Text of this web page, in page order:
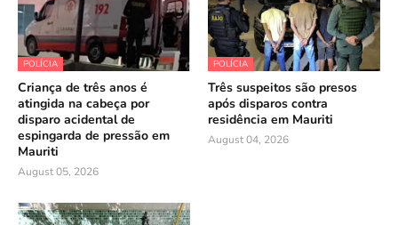
POLÍCIA
Criança de três anos é
atingida na cabeça por
disparo acidental de
espingarda de pressão em
Mauriti
August 05, 2026
POLÍCIA
Três suspeitos são presos
após disparos contra
residência em Mauriti
August 04, 2026